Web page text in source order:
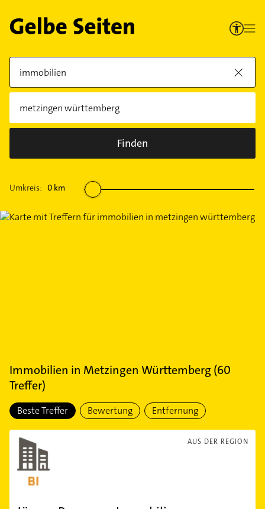
Finden
Umkreis: 0 km
Immobilien in Metzingen Württemberg (60
Treffer)
Beste Treffer Bewertung Entfernung
AUS DER REGION